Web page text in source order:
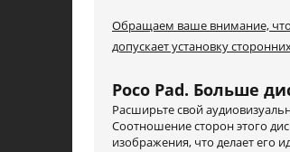
Обращаем ваше внимание, что
допускает установку
Poco Pad. Больше
Расширьте свой
Соотношение сторон этого
изображения, что делает его